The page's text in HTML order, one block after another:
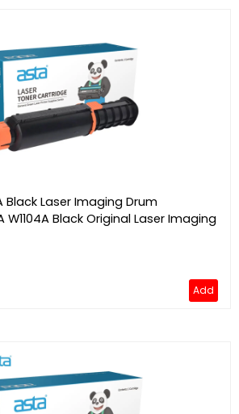
Black Laser Imaging Drum
W1104A Black Original Laser Imaging
Add